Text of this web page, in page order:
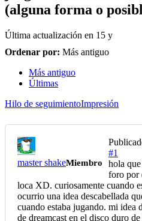
(alguna forma o
Última actualización en 15 y
Ordenar por: Más antiguo
Más antiguo
Últimas
Hilo de seguimientoImpresión
master shakeMiembro
#1
hola
foro por
loca XD. curiosamente cuando
ocurrio una idea descabellada
cuando estaba jugando. mi idea
de dreamcast en el disco duro